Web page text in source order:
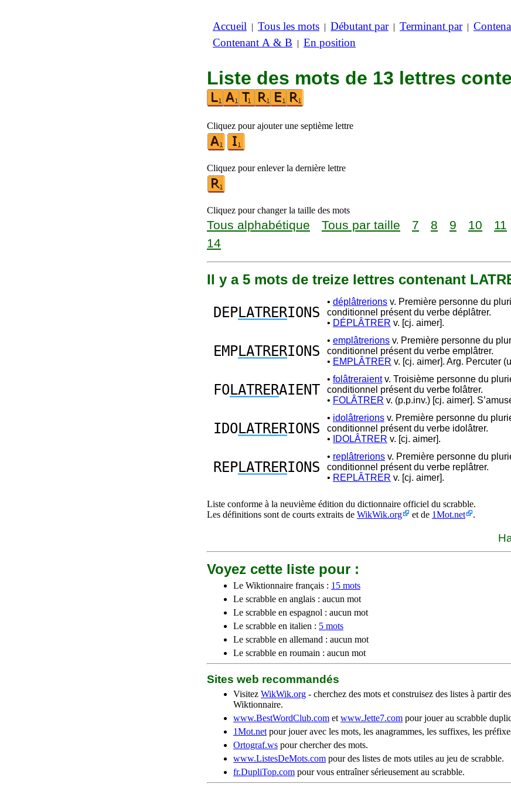
Accueil | Tous les mots | Débutant par| Terminant par|
Contenant A & B | En position
Liste des mots de 13 lettres
Cliquez pour ajouter une septième lettre
Cliquez pour enlever la dernière lettre
Cliquez pour changer la taille des mots
Tous alphabétique Tous par taille 7 8 9 10 11
14
Il y a 5 mots de treize lettres contenant
DEPLATRERIONS
• déplâtrerions v. Première personne du
conditionnel présent du verbe déplâtrer.
• DÉPLÂTRER v. [cj. aimer].
EMPLATRERIONS
• emplâtrerions v. Première personne du
conditionnel présent du verbe emplâtrer.
• EMPLÂTRER v. [cj. aimer]. Arg. Percuter
FO LATRERAIENT
• folâtreraientv. Troisième personne du
conditionnel présent du verbe folâtrer.
• FOLÂTRER v. (p.p.inv.) [cj. aimer].
IDO LATRERIONS
• idolâtrerions v. Première personne du
conditionnel présent du verbe idolâtrer.
•
IDOLÂTRER v. [cj. aimer].
REPLATRERIONS
• replâtrerions v. Première personne du
conditionnel présent du verbe replâtrer.
• REPLÂTRER v. [cj. aimer].
Liste conforme à la neuvième édition du dictionnaire officiel du scrabble.
Les définitions sont de courts extraits de WikWik.org et de 1Mot.net .
Voyez cette liste pour :
Le Wiktionnaire français : 15 mots
Le scrabble en anglais : aucun mot
Le scrabble en espagnol : aucun mot
Le scrabble en italien : 5 mots
Le scrabble en allemand : aucun mot
Le scrabble en roumain : aucun mot
Sites web recommandés
Visitez WikWik.org - cherchez des mots et construisez des listes à partir
Wiktionnaire.
www.BestWordClub.com et www.Jette7.com pour jouer au scrabble
1Mot.net pour jouer avec les mots, les anagrammes, les suffixes, les
Ortograf.ws pour chercher des mots.
www.ListesDeMots.com pour des listes de mots utiles au jeu de scrabble.
fr.DupliTop.com pour vous entraîner sérieusement au scrabble.